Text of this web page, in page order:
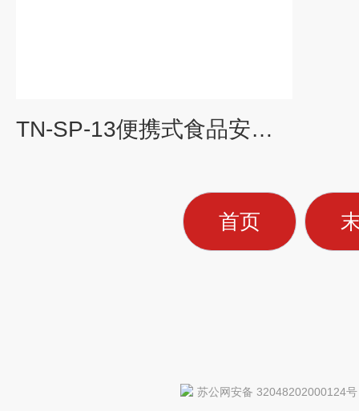
TN-SP-13便携式食品安全检测仪
首页
苏公网安备 32048202000124号